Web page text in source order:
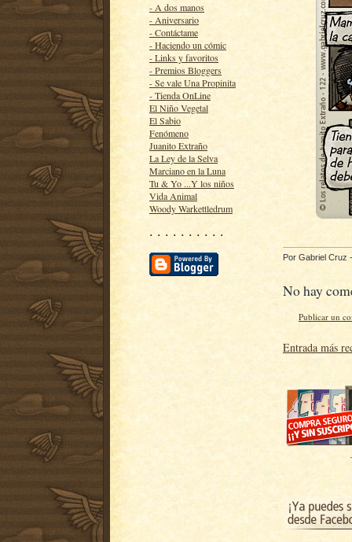
- A dos manos
- Aniversario
- Contáctame
- Haciendo un cómic
- Links y favoritos
- Premios Bloggers
- Se vale Una Propinita
- Tienda OnLine
El Niño Vegetal
El Sabio
Fenómeno
Juanito Extraño
La Ley de la Selva
Marciano en la Luna
Tu & Yo ...Y los niños
Vida Animal
Woody Warkettledrum
· · · · · · · · · ·
Por Gabriel Cruz
No hay
Publicar un
Entrada más